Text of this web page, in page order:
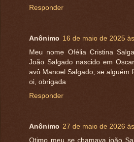
Responder
Anônimo 16 de maio de 2025
Meu nome Ofélia Cristina
João Salgado nascido em
avô Manoel Salgado, se alguém
oi, obrigada
Responder
Anônimo 27 de maio de 2026
Otimo meu se chamava joão